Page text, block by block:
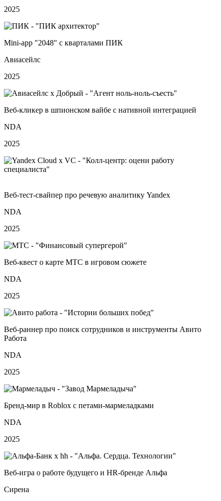
2025
Mini‑app "2048" с кварталами ПИК
Авиасейлс
2025
Веб‑кликер в шпионском вайбе с нативной интеграцией
NDA
2025
Веб‑тест‑свайпер про речевую аналитику Yandex
NDA
2025
Веб‑квест о карте МТС в игровом сюжете
NDA
2025
Веб‑раннер про поиск сотрудников и инструменты Авито
Работа
NDA
2025
Бренд‑мир в Roblox с петами‑мармеладками
NDA
2025
Веб‑игра о работе будущего и HR‑бренде Альфа
Сирена